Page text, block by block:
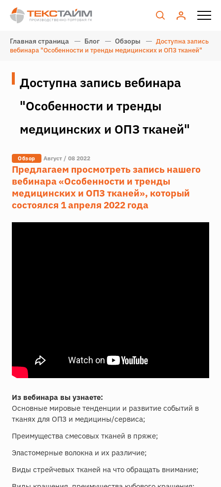
Главная страница Блог Обзоры
Доступна запись
вебинара "Особенности и тренды медицинских и ОПЗ тканей"
Доступна запись вебинара
"Особенности и тренды
медицинских и ОПЗ тканей"
Обзор Август / 08 2022
Предлагаем просмотреть запись нашего
вебинара «Особенности и тренды
медицинских и ОПЗ тканей», который
состоялся 1 апреля 2022 года
Из вебинара вы узнаете:
Основные мировые тенденции и развитие событий в
тканях для ОПЗ и медицины/сервиса;
Преимущества смесовых тканей в пряже;
Эластомерные волокна и их различие;
Виды стрейчевых тканей на что обращать внимание;